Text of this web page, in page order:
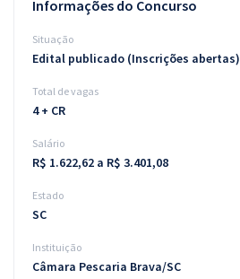
Questões grátis
Blog
Aprovados
Atendimento
Informações do Concurso
Situação
Edital publicado (Inscrições abertas)
Total de vagas
4 + CR
Salário
R$ 1.622,62 a R$ 3.401,08
Estado
SC
Instituição
Câmara Pescaria Brava/SC